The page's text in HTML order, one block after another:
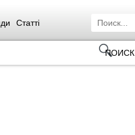
Статті
ПОИСК